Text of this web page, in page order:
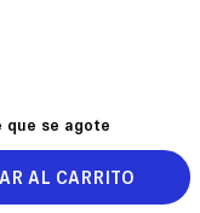
que se agote
AL CARRITO